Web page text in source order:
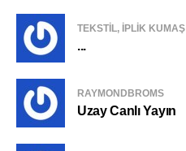
TEKSTIL, IPLIK KUMAŞ
...
RAYMONDBROMS
Uzay Canlı Yayın